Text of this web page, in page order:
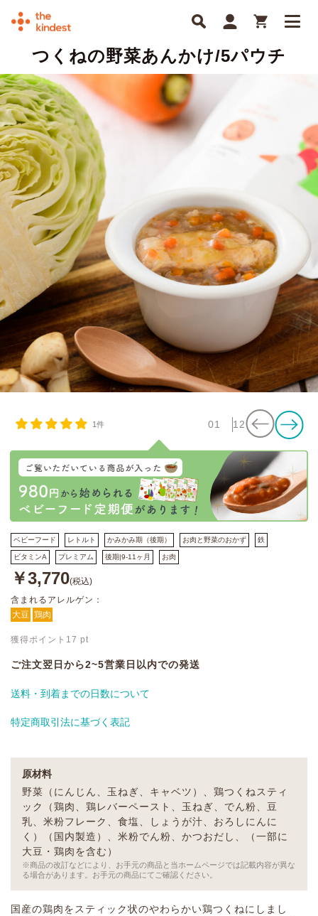
つくねの野菜あんかけ/5パウチ
1件 01 12
ベビーフード レトルト かみかみ期（後期） お肉と野菜のおかず 鉄
ビタミンA プレミアム 後期|9-11ヶ月 お肉
￥3,770(税込)
含まれるアレルゲン：
大豆 鶏肉
獲得ポイント 17 pt
ご注文翌日から2~5営業日以内での発送
送料・到着までの日数について
特定商取引法に基づく表記
原材料
野菜（にんじん、玉ねぎ、キャベツ）、鶏つくねスティ
ック（鶏肉、鶏レバーペースト、玉ねぎ、でん粉、豆
乳、米粉フレーク、食塩、しょうが汁、おろしにんに
く）（国内製造）、米粉でん粉、かつおだし、（一部に
大豆・鶏肉を含む）
※商品の改訂などにより、お手元の商品と当ホームページでは記載内容が異な
る場合があります。お手元の商品にてご確認ください。
国産の鶏肉をスティック状のやわらかい鶏つくねにしまし